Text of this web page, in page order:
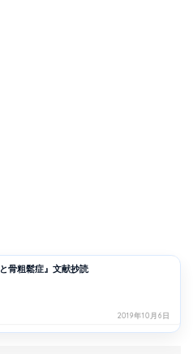
と骨粗鬆症』文献抄読
2019年10月6日